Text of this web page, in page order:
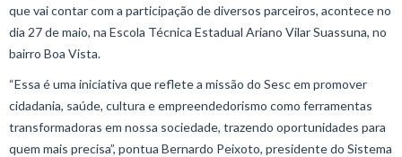
que vai contar com a participação de diversos parceiros, acontece no
dia 27 de maio, na Escola Técnica Estadual Ariano Vilar Suassuna, no
bairro Boa Vista.
“Essa é uma iniciativa que reflete a missão do Sesc em promover
cidadania, saúde, cultura e empreendedorismo como ferramentas
transformadoras em nossa sociedade, trazendo oportunidades para
quem mais precisa”, pontua Bernardo Peixoto, presidente do Sistema